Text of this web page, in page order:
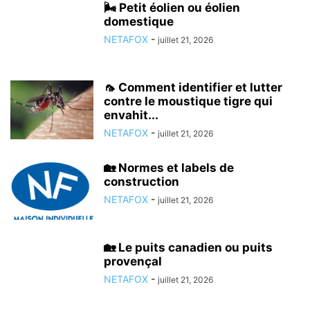
🌬️ Petit éolien ou éolien
domestique
NETAFOX - juillet 21, 2026
🦟 Comment identifier et lutter
contre le moustique tigre qui
envahit...
NETAFOX - juillet 21, 2026
🏡 Normes et labels de
construction
NETAFOX - juillet 21, 2026
🏡 Le puits canadien ou puits
provençal
NETAFOX - juillet 21, 2026